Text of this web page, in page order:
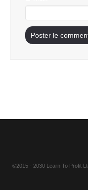
©2015 - 2030 Learn To Profit